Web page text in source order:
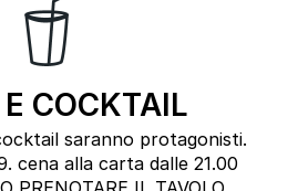
COCKTAIL
saranno protagonisti.
cena alla carta dalle 21.00